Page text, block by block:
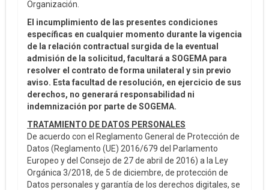
Organización.
El incumplimiento de las presentes condiciones
específicas en cualquier momento durante la vigencia
de la relación contractual surgida de la eventual
admisión de la solicitud, facultará a SOGEMA para
resolver el contrato de forma unilateral y sin previo
aviso. Esta facultad de resolución, en ejercicio de sus
derechos, no generará responsabilidad ni
indemnización por parte de SOGEMA.
TRATAMIENTO DE DATOS PERSONALES
De acuerdo con el Reglamento General de Protección de
Datos (Reglamento (UE) 2016/679 del Parlamento
Europeo y del Consejo de 27 de abril de 2016) a la Ley
Orgánica 3/2018, de 5 de diciembre, de protección de
Datos personales y garantía de los derechos digitales, se